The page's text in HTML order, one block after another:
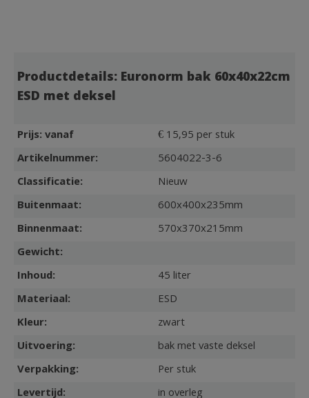
Productdetails: Euronorm bak 60x40x22cm
ESD met deksel
Prijs: vanaf
€ 15,95 per stuk
Artikelnummer:
5604022-3-6
Classificatie:
Nieuw
Buitenmaat:
600x400x235mm
Binnenmaat:
570x370x215mm
Gewicht:
Inhoud:
45 liter
Materiaal:
ESD
Kleur:
zwart
Uitvoering:
bak met vaste deksel
Verpakking:
Per stuk
Levertijd:
in overleg